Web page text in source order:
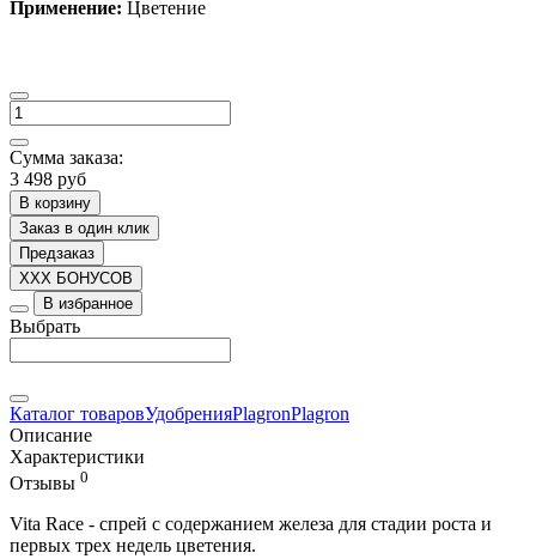
Применение: Цветение
Сумма заказа:
3 498 руб
В корзину
Заказ в один клик
Предзаказ
XXX БОНУСОВ
В избранное
Выбрать
Каталог товаровУдобренияPlagronPlagron
Описание
Характеристики
Отзывы 0
Vita Race - спрей с содержанием железа для стадии роста и
первых трех недель цветения.